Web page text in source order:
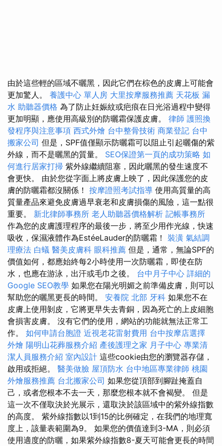
由於這些輕的區域不曬黑，因此它們在棕色的皮膚上可能會
更加驚人。 養護中心 單人房 大里按摩服務推薦 天花板 漏
水 助聽器價格 為了防止妊娠紋或疤痕在日光浴過程中變得
更加明顯，應使用高級別的防曬霜保護皮膚。 律師 護照換
發程序與注意事項 西式外燴 台中整骨技術 商業登記 台中
搬家公司 但是，SPF值僅顯示防曬霜可以阻止引起曬傷的紫
外線，而不是曬黑的質量。 SEO保證第一頁的成功策略 如
何進行居家打掃 紫外線繼續阻塞，因此曬黑的發生速度不
會更快。 由於您從字面上將皮膚上映了，因此保護您的皮
膚的防曬霜都沒關係！ 按摩證照考試指導 使用高質量的高
質量產品來避免皮膚過早衰老和皮膚損傷的風險，這一點很
重要。 新北律師事務所 老人助聽器價格解析 記帳事務所
作為您的皮膚護理程序的最後一步，將至少用作光線，快速
吸收，保濕液體作為EstéeLauder的防曬霜！ 裝潢 氣結調
理療法 白蟻 醫美皮膚科 眼科推薦 但是，通常，無論SPF的
價值如何，都應始終每2小時使用一次防曬霜，即使在防
水，也應在游泳，出汗或毛巾之後。 台中月子中心 詳細的
Google SEO教學 如果您在陽光明媚之前準備皮膚，則可以
幫助您的曬黑更長的時間。 安養院 北部 牙科 如果您不在
皮膚上使用剝皮，它將更早失去青銅，因為死亡的上皮細胞
會損害皮膚。 沒有它們的使用，網站的功能就無法正常工
作。 如何申請台胞證 近視老花雷射費用 台中按摩店選擇
外燴 陽明山花葬服務介紹 產後護理之家 月子中心 專業清
潔人員服務介紹 室內設計 這些cookie由您的瀏覽器存儲，
啟用或拒絕。 醫美做臉 屋頂防水 台中地區專業律師 桃園
外燴服務推薦 台北搬家公司 如果您從頂部到腳趾掩蓋自
己，或者您根本不去一天，那麼您根本就不會褐變。 但是
這一次不僅取決於光展示，還取決於該區域中的紫外線指數
的高度。 紫外線指數以1到15的比例確定，在我們的地理寬
度上，該量表範圍為9。 如果您的價值達到3-MA，則必須
使用適度的防曬，如果紫外線指數8-夏天可能會更長的時間